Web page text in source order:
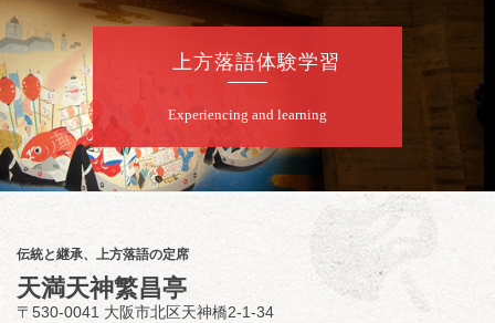
の眞／笑福亭仁福／幸助福助（漫才）／桂春
★菟道亭配信あり
夜
小痴楽・三語のさるごりら落語会 2026
開演：午後6時（5時30分開場）全席指定
前売3,500円 当日4,000円
お問合せ：FANYチケット 0570-550-
100(10:00～19:00受付)
上方落語体験学習
Experiencing and learning
伝統と継承、上方落語の定席
天満天神繁昌亭
〒530-0041 大阪市北区天神橋2-1-34